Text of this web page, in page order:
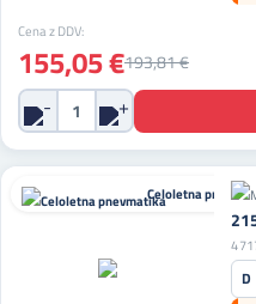
Cena z DDV:
155,05 €193,81 €
Celoletna
D